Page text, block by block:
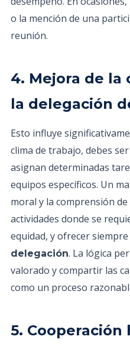
o la mención de una
reunión.
4. Mejora de la
la delegación
Esto influye
clima de trabajo, debes
asignan determinadas
equipos específicos. Un
moral y la comprensión
actividades donde se
equidad, y ofrecer siempre
delegación. La lógica
valorado y compartir las
como un proceso
5.